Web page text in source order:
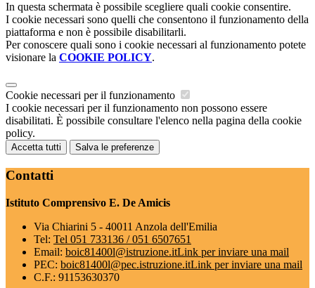
In questa schermata è possibile scegliere quali cookie consentire.
I cookie necessari sono quelli che consentono il funzionamento della
piattaforma e non è possibile disabilitarli.
Per conoscere quali sono i cookie necessari al funzionamento potete
visionare la COOKIE POLICY.
Cookie necessari per il funzionamento
I cookie necessari per il funzionamento non possono essere
disabilitati. È possibile consultare l'elenco nella pagina della cookie
policy.
Accetta tutti Salva le preferenze
Contatti
Istituto Comprensivo E. De Amicis
Via Chiarini 5 - 40011 Anzola dell'Emilia
Tel: Tel 051 733136 / 051 6507651
Email: boic81400l@istruzione.itLink per inviare una mail
PEC: boic81400l@pec.istruzione.itLink per inviare una mail
C.F.: 91153630370